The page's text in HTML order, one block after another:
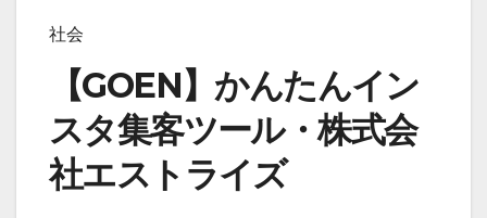
社会
【GOEN】かんたんイン
スタ集客ツール・株式会
社エストライズ